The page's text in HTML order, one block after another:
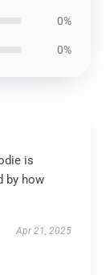
0%
0%
is
by how
Apr 21, 2025